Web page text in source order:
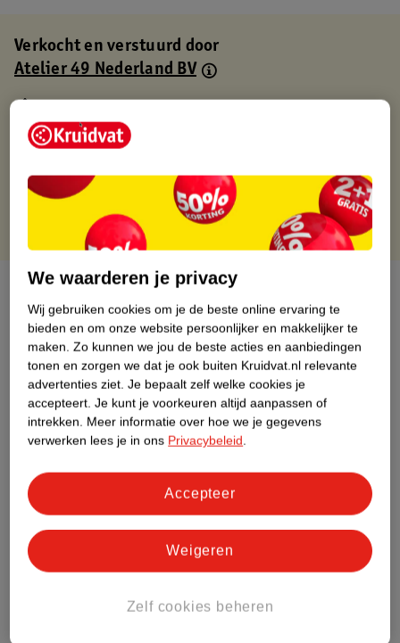
Verkocht en verstuurd door
Atelier 49 Nederland BV
Gratis thuisbezorgd
Gratis retourneren via verkooppartner.
Over dit product
Productinformatie
Nature Impact Score
Dit product heeft (nog) geen Nature
Impact Score.
Meer informatie
Bestel & Bezorginformatie
We waarderen je privacy
Wij gebruiken cookies om je de beste online ervaring te
bieden en om onze website persoonlijker en makkelijker te
maken. Zo kunnen we jou de beste acties en aanbiedingen
tonen en zorgen we dat je ook buiten Kruidvat.nl relevante
advertenties ziet. Je bepaalt zelf welke cookies je
accepteert. Je kunt je voorkeuren altijd aanpassen of
intrekken. Meer informatie over hoe we je gegevens
verwerken lees je in ons Privacybeleid.
Zelf cookies beheren
Weigeren
Accepteer